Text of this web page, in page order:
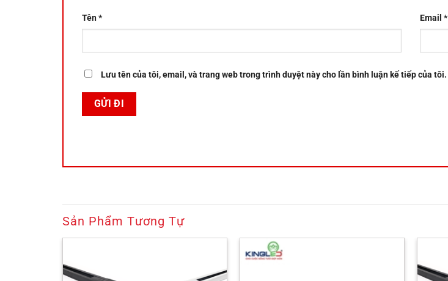
Tên* Email *
Lưu tên của tôi, email, và trang web trong trình duyệt này cho lần bình luận kế tiếp của tôi.
Sản Phẩm Tương Tự